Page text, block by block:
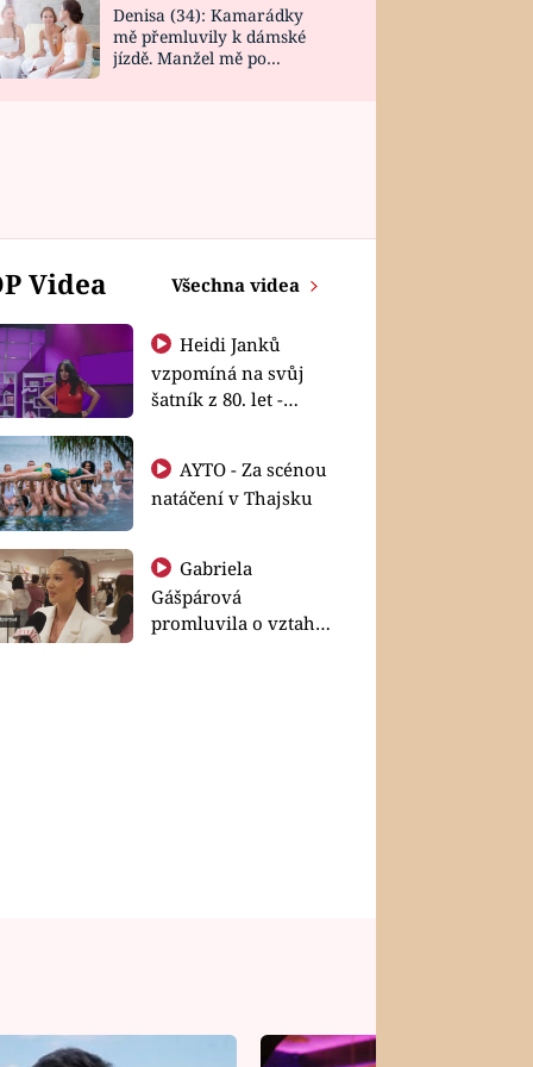
Denisa (34): Kamarádky
mě přemluvily k dámské
jízdě. Manžel mě po
Videa Všechna videa
Heidi Janků
vzpomíná na svůj
šatník z 80. let -
natáčení v Thajsku
Gabriela
Gášpárová
promluvila o vztahu